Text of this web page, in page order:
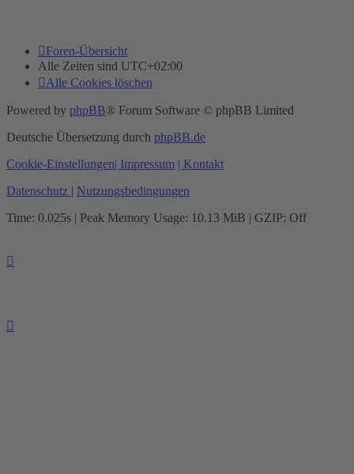
Foren-Übersicht
Alle Zeiten sind UTC+02:00
Alle Cookies löschen
Powered by phpBB® Forum Software © phpBB Limited
Deutsche Übersetzung durch phpBB.de
Cookie-Einstellungen| Impressum | Kontakt
Datenschutz | Nutzungsbedingungen
Time: 0.025s | Peak Memory Usage: 10.13 MiB | GZIP: Off